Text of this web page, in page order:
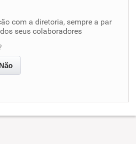
com a diretoria, sempre a par
seus colaboradores
Não